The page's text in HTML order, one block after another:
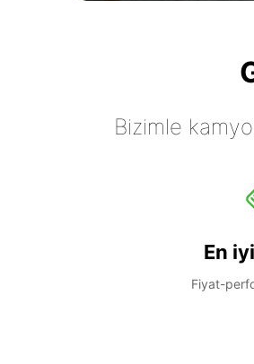
Bizimle
En
Fiyat-